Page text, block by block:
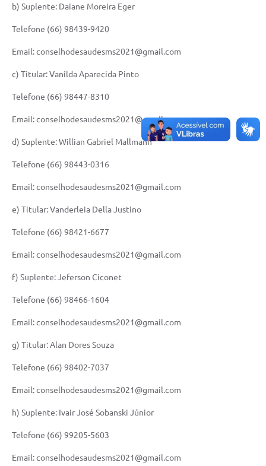
b) Suplente: Daiane Moreira Eger
Telefone (66) 98439-9420
Email: conselhodesaudesms2021@gmail.com
c) Titular: Vanilda Aparecida Pinto
Telefone (66) 98447-8310
Email: conselhodesaudesms2021@gmail.com
d) Suplente: Willian Gabriel Mallmann
Telefone (66) 98443-0316
Email: conselhodesaudesms2021@gmail.com
e) Titular: Vanderleia Della Justino
Telefone (66) 98421-6677
Email: conselhodesaudesms2021@gmail.com
f) Suplente: Jeferson Ciconet
Telefone (66) 98466-1604
Email: conselhodesaudesms2021@gmail.com
g) Titular: Alan Dores Souza
Telefone (66) 98402-7037
Email: conselhodesaudesms2021@gmail.com
h) Suplente: Ivair José Sobanski Júnior
Telefone (66) 99205-5603
Email: conselhodesaudesms2021@gmail.com